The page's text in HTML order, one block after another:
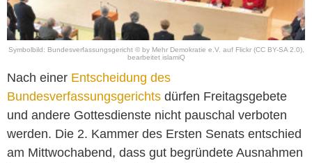
Symbolbild: Bundesverfassungsgericht © by Mehr Demokratie e.V. auf Flickr (CC BY-SA 2.0),
bearbeitet islamiQ
Nach einer Entscheidung des
Bundesverfassungsgerichts dürfen Freitagsgebete
und andere Gottesdienste nicht pauschal verboten
werden. Die 2. Kammer des Ersten Senats entschied
am Mittwochabend, dass gut begründete Ausnahmen